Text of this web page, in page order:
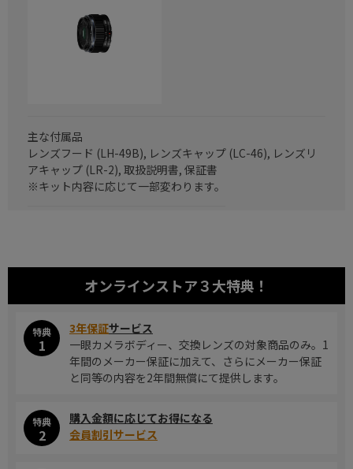
主な付属品
レンズフード (LH-49B), レンズキャップ (LC-46), レンズリ
アキャップ (LR-2), 取扱説明書, 保証書
※キット内容に応じて一部変わります。
オンラインストア３大特典！
特典
1
3年保証サービス
一眼カメラボディー、交換レンズの対象商品のみ。1
年間のメーカー保証に加えて、さらにメーカー保証
と同等の内容を2年間無償にて提供します。
特典
2
購入金額に応じてお得になる
会員割引サービス